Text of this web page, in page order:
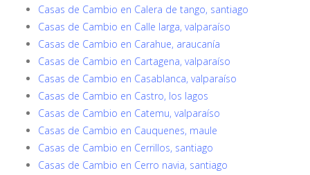
Casas de Cambio en Calera de tango, santiago
Casas de Cambio en Calle larga, valparaíso
Casas de Cambio en Carahue, araucanía
Casas de Cambio en Cartagena, valparaíso
Casas de Cambio en Casablanca, valparaíso
Casas de Cambio en Castro, los lagos
Casas de Cambio en Catemu, valparaíso
Casas de Cambio en Cauquenes, maule
Casas de Cambio en Cerrillos, santiago
Casas de Cambio en Cerro navia, santiago